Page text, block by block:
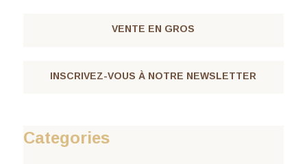
VENTE EN GROS
INSCRIVEZ-VOUS À NOTRE NEWSLETTER
Categories